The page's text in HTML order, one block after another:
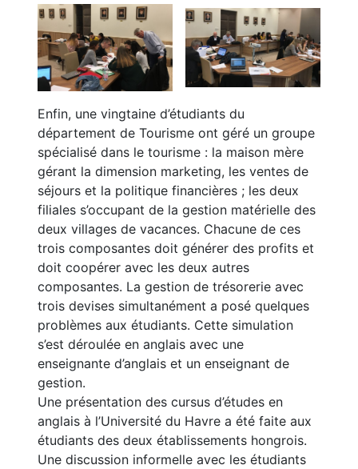
Enfin, une vingtaine d’étudiants du
département de Tourisme ont géré un groupe
spécialisé dans le tourisme : la maison mère
gérant la dimension marketing, les ventes de
séjours et la politique financières ; les deux
filiales s’occupant de la gestion matérielle des
deux villages de vacances. Chacune de ces
trois composantes doit générer des profits et
doit coopérer avec les deux autres
composantes. La gestion de trésorerie avec
trois devises simultanément a posé quelques
problèmes aux étudiants. Cette simulation
s’est déroulée en anglais avec une
enseignante d’anglais et un enseignant de
gestion.
Une présentation des cursus d’études en
anglais à l’Université du Havre a été faite aux
étudiants des deux établissements hongrois.
Une discussion informelle avec les étudiants